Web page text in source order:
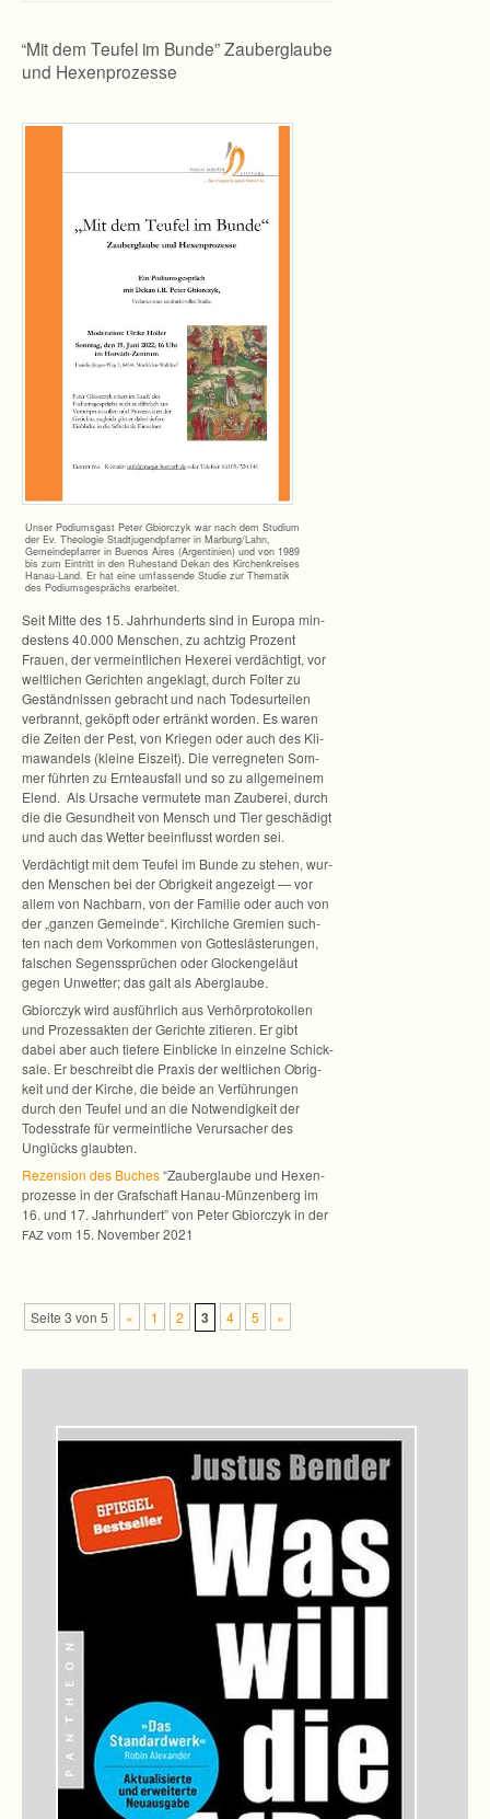
“Mit dem Teufel im Bunde” Zauberglaube
und Hexenprozesse
Unser Podi­ums­gast Peter Gbi­orczyk war nach dem Stu­dium
der Ev. Theo­lo­gie Stadt­ju­gend­pfar­rer in Marburg/Lahn,
Gemein­de­pfar­rer in Bue­nos Aires (Argen­ti­nien) und von 1989
bis zum Ein­tritt in den Ruhe­stand Dekan des Kir­chen­krei­ses
Hanau-Land. Er hat eine umfas­sende Stu­die zur The­ma­tik
des Podi­ums­ge­sprächs erarbeitet.
Seit Mitte des 15. Jahr­hun­derts sind in Europa min­
des­tens 40.000 Men­schen, zu acht­zig Pro­zent
Frauen, der ver­meint­li­chen Hexe­rei ver­däch­tigt, vor
welt­li­chen Gerich­ten ange­klagt, durch Fol­ter zu
Geständ­nis­sen gebracht und nach Todes­ur­tei­len
ver­brannt, geköpft oder ertränkt wor­den. Es waren
die Zei­ten der Pest, von Krie­gen oder auch des Kli­
ma­wan­dels (kleine Eis­zeit). Die ver­reg­ne­ten Som­
mer führ­ten zu Ern­te­aus­fall und so zu all­ge­mei­nem
Elend. Als Ursa­che ver­mu­tete man Zau­be­rei, durch
die die Gesund­heit von Mensch und Tier geschä­digt
und auch das Wet­ter beein­flusst wor­den sei.
Ver­däch­tigt mit dem Teu­fel im Bunde zu ste­hen, wur­
den Men­schen bei der Obrig­keit ange­zeigt — vor
allem von Nach­barn, von der Fami­lie oder auch von
der „gan­zen Gemeinde“. Kirch­li­che Gre­mien such­
ten nach dem Vor­kom­men von Got­tes­läs­te­run­gen,
fal­schen Segens­sprü­chen oder Glo­cken­ge­läut
gegen Unwet­ter; das galt als Aberglaube.
Gbi­orczyk wird aus­führ­lich aus Ver­hör­pro­to­kol­len
und Pro­zess­ak­ten der Gerichte zitie­ren. Er gibt
dabei aber auch tie­fere Ein­bli­cke in ein­zelne Schick­
sale. Er beschreibt die Pra­xis der welt­li­chen Obrig­
keit und der Kir­che, die beide an Ver­füh­run­gen
durch den Teu­fel und an die Not­wen­dig­keit der
Todes­strafe für ver­meint­li­che Ver­ur­sa­cher des
Unglücks glaubten.
Rezen­sion des Buches“Zau­ber­glaube und Hexen­
pro­zesse in der Graf­schaft Hanau-Münzenberg im
16. und 17. Jahr­hun­dert” von Peter Gbi­orczyk in der
FAZ vom 15. Novem­ber 2021
Seite 3 von 5 « 1 2 3 4 5 »